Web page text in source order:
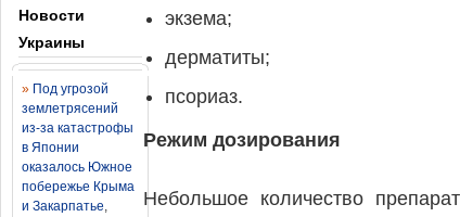
Новости
Украины
» Под угрозой
землетрясений
из-за катастрофы
в Японии
оказалось Южное
побережье Крыма
и Закарпатье,
экзема;
дерматиты;
псориаз.
Режим дозирования
Небольшое количество